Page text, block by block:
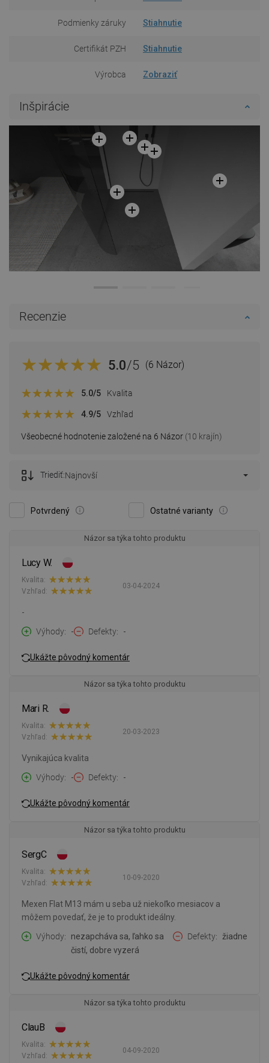
Podmienky záruky Stiahnutie
Certifikát PZH Stiahnutie
Výrobca Zobraziť
Inšpirácie
Recenzie
5.0/5 (6 Názor)
Všeobecné hodnotenie založené na 6 Názor (10 krajín)
5.0/5 Kvalita
4.9/5 Vzhľad
Potvrdený Ostatné varianty
Triediť:Najnovší
Názor sa týka tohto produktu
Lucy W.
03-04-2024
Kvalita:
Vzhľad:
-
Výhody
- Defekty -
Ukážte pôvodný komentár
Názor sa týka tohto produktu
Mari R.
20-03-2023
Kvalita:
Vzhľad:
Vynikajúca kvalita
Výhody
- Defekty -
Ukážte pôvodný komentár
Názor sa týka tohto produktu
SergC
10-09-2020
Kvalita:
Vzhľad:
Mexen Flat M13 mám u seba už niekoľko mesiacov a
môžem povedať, že je to produkt ideálny.
Výhody
nezapcháva sa, ľahko sa
čistí, dobre vyzerá
Defekty žiadne
Ukážte pôvodný komentár
Názor sa týka tohto produktu
ClauB
04-09-2020
Kvalita:
Vzhľad: